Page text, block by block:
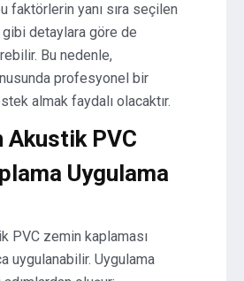
faktörlerin yanı sıra seçilen
detaylara göre de
Bu nedenle,
profesyonel bir
almak faydalı olacaktır.
Akustik PVC
Uygulama
PVC zemin kaplaması
uygulanabilir. Uygulama